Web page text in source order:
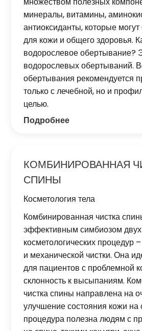
минералы, витамины,
антиоксиданты, которые
для кожи и общего здоровья.
водорослевое обертывание?
водорослевых обертываний.
обертывания рекомендуется
только с лечебной, но и
целью.
Подробнее
КОМБИНИРОВАННАЯ
СПИНЫ
Косметология тела
Комбинированная чистка
эффективным симбиозом двух
косметологических процедур
и механической чистки. Она
для пациентов с проблемной
склонность к высыпаниям.
чистка спины направлена ​​на
улучшение состояния кожи на
процедура полезна людям с